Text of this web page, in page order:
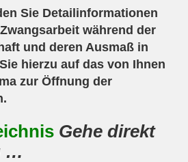
Sie Detailinformationen
während der
und deren Ausmaß in
hierzu auf das von Ihnen
zur Öffnung der
Gehe direkt
…